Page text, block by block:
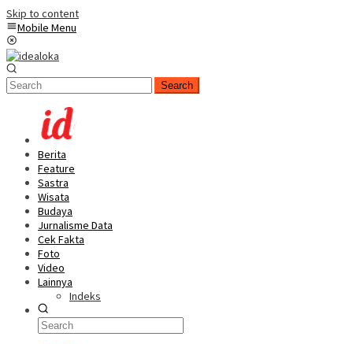
Skip to content
Mobile Menu
Search
Berita
Feature
Sastra
Wisata
Budaya
Jurnalisme Data
Cek Fakta
Foto
Video
Lainnya
Indeks